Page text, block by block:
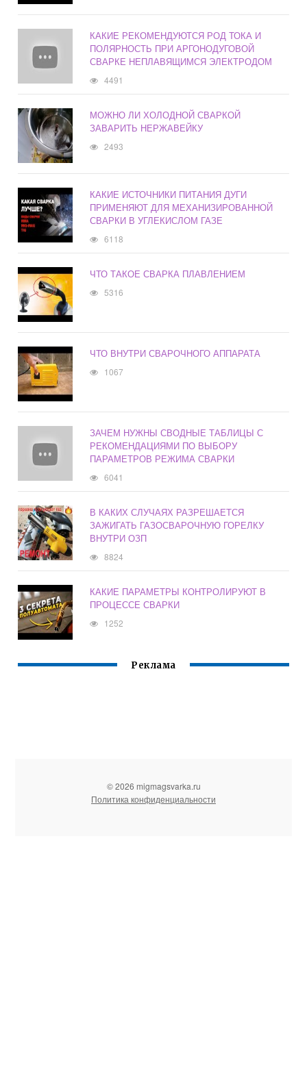
КАКИЕ РЕКОМЕНДУЮТСЯ РОД ТОКА И
ПОЛЯРНОСТЬ ПРИ АРГОНОДУГОВОЙ
СВАРКЕ НЕПЛАВЯЩИМСЯ ЭЛЕКТРОДОМ
4491
МОЖНО ЛИ ХОЛОДНОЙ СВАРКОЙ
ЗАВАРИТЬ НЕРЖАВЕЙКУ
2493
КАКИЕ ИСТОЧНИКИ ПИТАНИЯ ДУГИ
ПРИМЕНЯЮТ ДЛЯ МЕХАНИЗИРОВАННОЙ
СВАРКИ В УГЛЕКИСЛОМ ГАЗЕ
6118
ЧТО ТАКОЕ СВАРКА ПЛАВЛЕНИЕМ
5316
ЧТО ВНУТРИ СВАРОЧНОГО АППАРАТА
1067
ЗАЧЕМ НУЖНЫ СВОДНЫЕ ТАБЛИЦЫ С
РЕКОМЕНДАЦИЯМИ ПО ВЫБОРУ
ПАРАМЕТРОВ РЕЖИМА СВАРКИ
6041
В КАКИХ СЛУЧАЯХ РАЗРЕШАЕТСЯ
ЗАЖИГАТЬ ГАЗОСВАРОЧНУЮ ГОРЕЛКУ
ВНУТРИ ОЗП
8824
КАКИЕ ПАРАМЕТРЫ КОНТРОЛИРУЮТ В
ПРОЦЕССЕ СВАРКИ
1252
Реклама
© 2026 migmagsvarka.ru
Политика конфиденциальности